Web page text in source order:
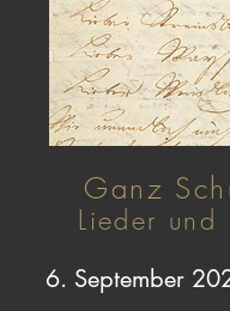
Ganz
Lieder und
6. September